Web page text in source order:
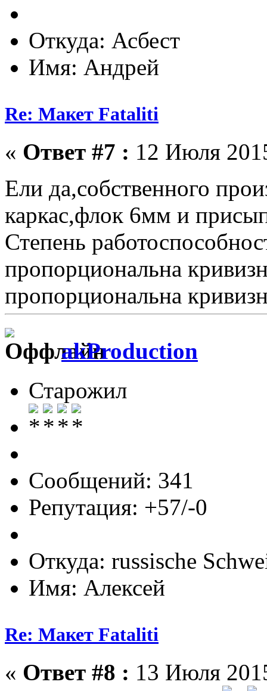
Откуда: Асбест
Имя: Андрей
Re: Макет Fataliti
« Ответ #7 : 12 Июля
Ели да,собственного
каркас,флок 6мм и
Степень
пропорциональна
пропорциональна
akProduction
Старожил
Сообщений: 341
Репутация: +57/-0
Откуда: russische
Имя: Алексей
Re: Макет Fataliti
« Ответ #8 : 13 Июля